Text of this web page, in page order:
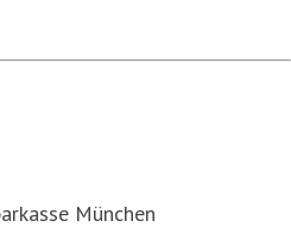
München